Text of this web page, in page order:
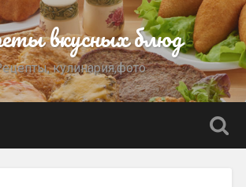
вкусных блюд
кулинария,фото